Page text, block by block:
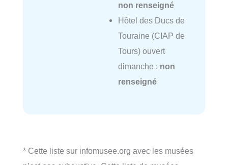
non renseigné
Hôtel des Ducs de
Touraine (CIAP de
Tours) ouvert
dimanche : non
renseigné
* Cette liste sur infomusee.org avec les musées